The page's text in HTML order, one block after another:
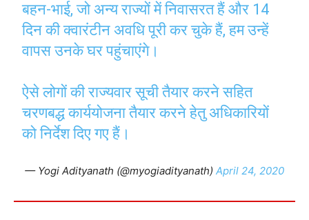
बहन-भाई, जो अन्य राज्यों में निवासरत हैं और 14
दिन की क्वारंटीन अवधि पूरी कर चुके हैं, हम उन्हें
वापस उनके घर पहुंचाएंगे।
ऐसे लोगों की राज्यवार सूची तैयार करने सहित
चरणबद्ध कार्ययोजना तैयार करने हेतु अधिकारियों
को निर्देश दिए गए हैं।
— Yogi Adityanath (@myogiadityanath) April 24, 2020